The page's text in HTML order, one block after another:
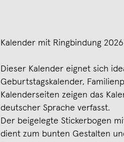
Kalender mit Ringbindung 2026
Dieser Kalender eignet sich
Geburtstagskalender,
Kalenderseiten zeigen das
deutscher Sprache verfasst.
Der beigelegte Stickerbogen
dient zum bunten Gestalten